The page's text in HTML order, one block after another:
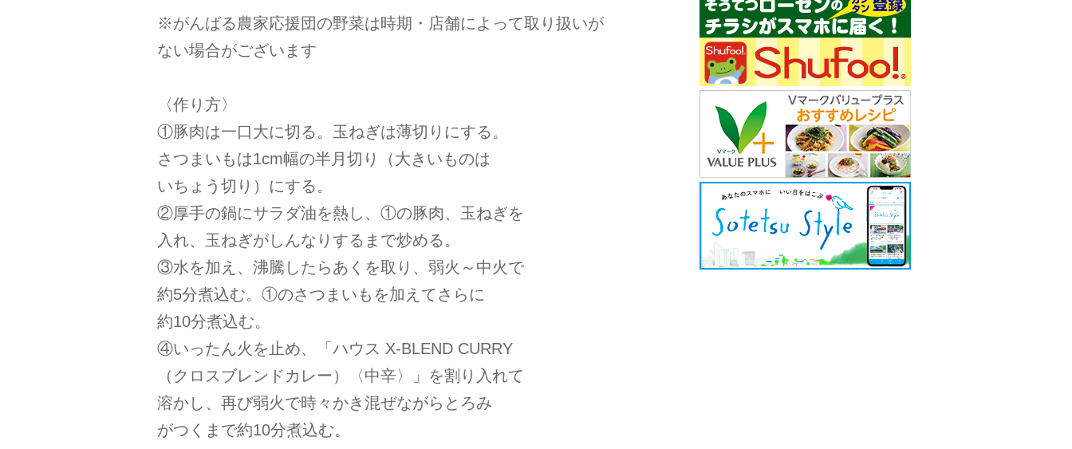
※がんばる農家応援団の野菜は時期・店舗によって取り扱いが
ない場合がございます
〈作り方〉
①豚肉は一口大に切る。玉ねぎは薄切りにする。
さつまいもは1cm幅の半月切り（大きいものは
いちょう切り）にする。
②厚手の鍋にサラダ油を熱し、①の豚肉、玉ねぎを
入れ、玉ねぎがしんなりするまで炒める。
③水を加え、沸騰したらあくを取り、弱火～中火で
約5分煮込む。①のさつまいもを加えてさらに
約10分煮込む。
④いったん火を止め、「ハウス X-BLEND CURRY
（クロスブレンドカレー）〈中辛〉」を割り入れて
溶かし、再び弱火で時々かき混ぜながらとろみ
がつくまで約10分煮込む。